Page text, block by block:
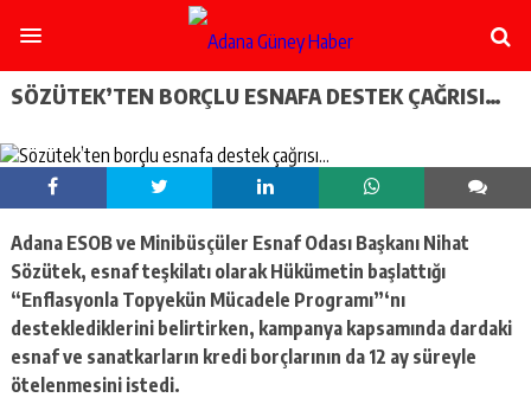
escort
ataşehir
escort
kadıköy
escort
ümraniye
escort
mecidiyeköy
escort
SÖZÜTEK’TEN BORÇLU ESNAFA DESTEK ÇAĞRISI…
Adana ESOB ve Minibüsçüler Esnaf Odası Başkanı Nihat
Sözütek, esnaf teşkilatı olarak Hükümetin başlattığı
“Enflasyonla Topyekün Mücadele Programı”‘nı
desteklediklerini belirtirken, kampanya kapsamında dardaki
esnaf ve sanatkarların kredi borçlarının da 12 ay süreyle
ötelenmesini istedi.